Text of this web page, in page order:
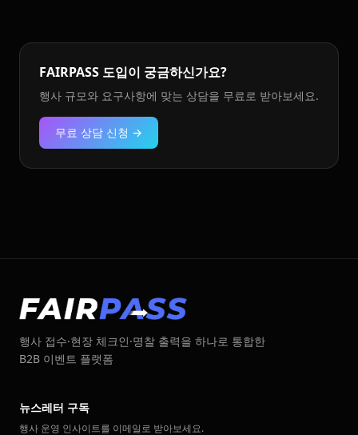
FAIRPASS 도입이 궁금하신가요?
행사 규모와 요구사항에 맞는 상담을 무료로 받아보세요.
무료 상담 신청 →
행사 접수·현장 체크인·명찰 출력을 하나로 통합한
B2B 이벤트 플랫폼
뉴스레터 구독
행사 운영 인사이트를 이메일로 받아보세요.